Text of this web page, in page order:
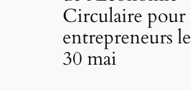
Circulaire pour
entrepreneurs le
30 mai